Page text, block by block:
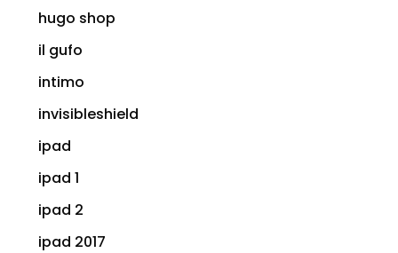
hugo shop
il gufo
intimo
invisibleshield
ipad
ipad 1
ipad 2
ipad 2017